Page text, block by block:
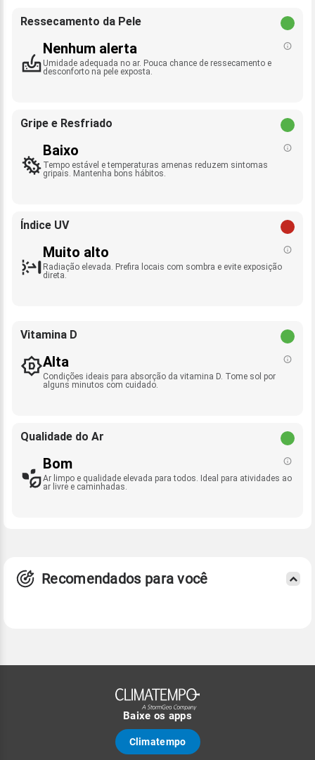
Ressecamento da Pele
Nenhum alerta
Umidade adequada no ar. Pouca chance de ressecamento e
desconforto na pele exposta.
Gripe e Resfriado
Baixo
Tempo estável e temperaturas amenas reduzem sintomas
gripais. Mantenha bons hábitos.
Índice UV
Muito alto
Radiação elevada. Prefira locais com sombra e evite exposição
direta.
Vitamina D
Alta
Condições ideais para absorção da vitamina D. Tome sol por
alguns minutos com cuidado.
Qualidade do Ar
Bom
Ar limpo e qualidade elevada para todos. Ideal para atividades ao
ar livre e caminhadas.
Recomendados para você
Baixe os apps
Climatempo